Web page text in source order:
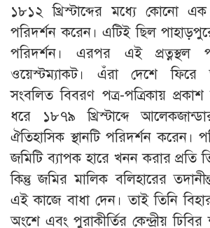
১৮১২ খ্রিস্টাব্দের মধ্যে কোনো
পরিদর্শন করেন। এটিই ছিল পাহাড়পুরে
পরিদর্শন। এরপর এই প্রত্নস্থল
ওয়েস্টম্যাকট। এঁরা দেশে ফিরে
সংবলিত বিবরণ পত্র-পত্রিকায়
ধরে ১৮৭৯ খ্রিস্টাব্দে
ঐতিহাসিক স্থানটি পরিদর্শন করেন।
জমিটি ব্যাপক হারে খনন করার প্রতি
কিন্তু জমির মালিক বলিহারের
এই কাজে বাধা দেন। তাই তিনি
অংশে এবং পুরাকীর্তির কেন্দ্রীয় ঢিবির